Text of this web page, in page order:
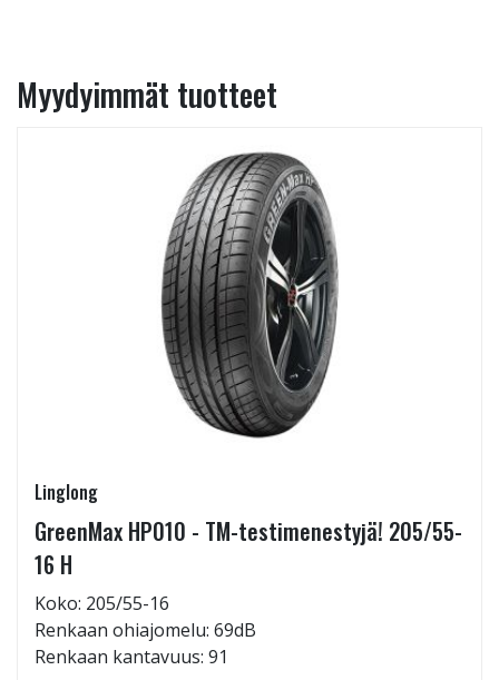
Myydyimmät tuotteet
Linglong
GreenMax HP010 - TM-testimenestyjä! 205/55-
16 H
Koko: 205/55-16
Renkaan ohiajomelu: 69dB
Renkaan kantavuus: 91